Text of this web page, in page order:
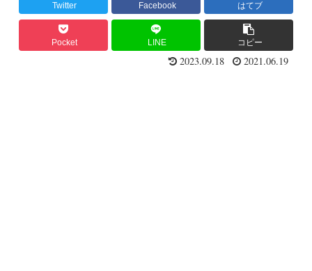
Twitter Facebook はてブ
Pocket LINE コピー
2023.09.18 2021.06.19